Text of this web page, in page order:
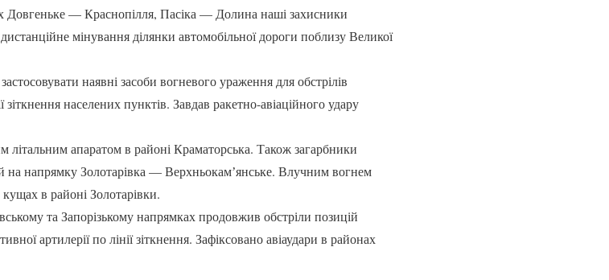
— Краснопілля, Пасіка — Долина наші захисники
мінування ділянки автомобільної дороги поблизу Великої
наявні засоби вогневого ураження для обстрілів
населених пунктів. Завдав ракетно-авіаційного удару
літальним апаратом в районі Краматорська. Також загарбники
на напрямку Золотарівка — Верхньокамʼянське. Влучним вогнем
в районі Золотарівки.
та Запорізькому напрямках продовжив обстріли позицій
артилерії по лінії зіткнення. Зафіксовано авіаудари в районах